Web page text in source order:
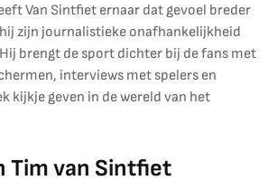
Van Sintfiet ernaar dat gevoel breder
zijn journalistieke onafhankelijkheid
brengt de sport dichter bij de fans met
interviews met spelers en
kijkje geven in de wereld van het
Tim van Sintfiet